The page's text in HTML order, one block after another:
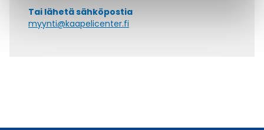
Tai lähetä sähköpostia
myynti@kaapelicenter.fi